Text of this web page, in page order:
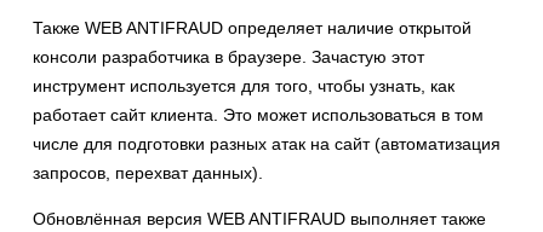
Также WEB ANTIFRAUD определяет наличие открытой
консоли разработчика в браузере. Зачастую этот
инструмент используется для того, чтобы узнать, как
работает сайт клиента. Это может использоваться в том
числе для подготовки разных атак на сайт (автоматизация
запросов, перехват данных).
Обновлённая версия WEB ANTIFRAUD выполняет также